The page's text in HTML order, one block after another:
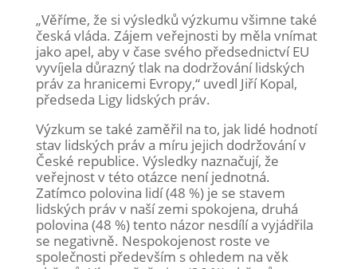
„Věříme, že si výsledků výzkumu všimne také
česká vláda. Zájem veřejnosti by měla vnímat
jako apel, aby v čase svého předsednictví EU
vyvíjela důrazný tlak na dodržování lidských
práv za hranicemi Evropy,“ uvedl Jiří Kopal,
předseda Ligy lidských práv.
Výzkum se také zaměřil na to, jak lidé hodnotí
stav lidských práv a míru jejich dodržování v
České republice. Výsledky naznačují, že
veřejnost v této otázce není jednotná.
Zatímco polovina lidí (48 %) je se stavem
lidských práv v naší zemi spokojena, druhá
polovina (48 %) tento názor nesdílí a vyjádřila
se negativně. Nespokojenost roste ve
společnosti především s ohledem na věk